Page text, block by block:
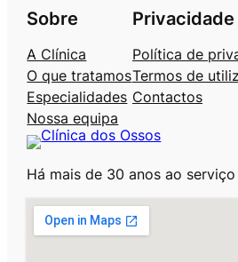
Há mais de 30 anos ao
Sobre
A Clínica
O que tratamos
Especialidades
Nossa equipa
Privacidade
Política de
Termos de
Contactos